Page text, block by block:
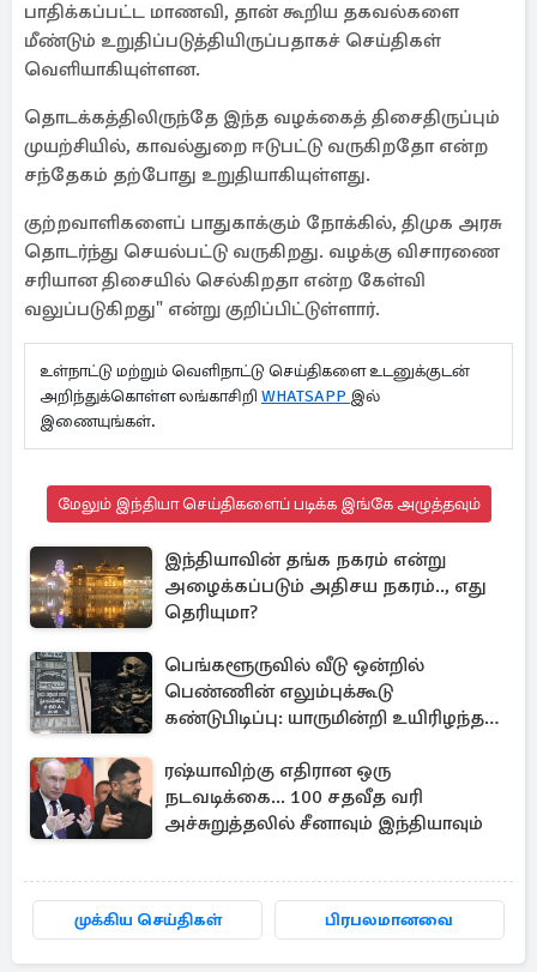
பாதிக்கப்பட்ட மாணவி, தான் கூறிய தகவல்களை
மீண்டும் உறுதிப்படுத்தியிருப்பதாகச் செய்திகள்
வெளியாகியுள்ளன.
தொடக்கத்திலிருந்தே இந்த வழக்கைத் திசைதிருப்பும்
முயற்சியில், காவல்துறை ஈடுபட்டு வருகிறதோ என்ற
சந்தேகம் தற்போது உறுதியாகியுள்ளது.
குற்றவாளிகளைப் பாதுகாக்கும் நோக்கில், திமுக அரசு
தொடர்ந்து செயல்பட்டு வருகிறது. வழக்கு விசாரணை
சரியான திசையில் செல்கிறதா என்ற கேள்வி
வலுப்படுகிறது" என்று குறிப்பிட்டுள்ளார்.
உள்நாட்டு மற்றும் வெளிநாட்டு செய்திகளை உடனுக்குடன்
அறிந்துக்கொள்ள லங்காசிறி WHATSAPP இல்
இணையுங்கள்.
மேலும் இந்தியா செய்திகளைப் படிக்க இங்கே அழுத்தவும்
இந்தியாவின் தங்க நகரம் என்று
அழைக்கப்படும் அதிசய நகரம்.., எது
தெரியுமா?
பெங்களூருவில் வீடு ஒன்றில்
பெண்ணின் எலும்புக்கூடு
கண்டுபிடிப்பு: யாருமின்றி உயிரிழந்த
ரஷ்யாவிற்கு எதிரான ஒரு
நடவடிக்கை... 100 சதவீத வரி
அச்சுறுத்தலில் சீனாவும் இந்தியாவும்
முக்கிய செய்திகள் பிரபலமானவை